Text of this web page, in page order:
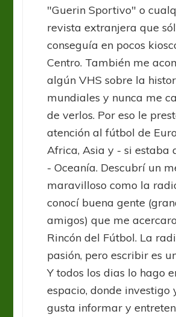
"Guerin Sportivo" o
revista extranjera que
conseguía en pocos
Centro. También me
algún VHS sobre la
mundiales y nunca me
de verlos. Por eso le
atención al fútbol de
Africa, Asia y - si estaba
- Oceanía. Descubrí un
maravilloso como la
conocí buena gente
amigos) que me
Rincón del Fútbol. La
pasión, pero escribir es
Y todos los dias lo hago
espacio, donde investigo
gusta informar y